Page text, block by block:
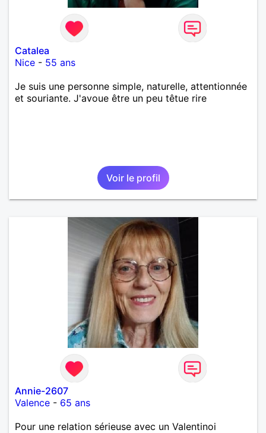
Catalea
Nice - 55 ans
Je suis une personne simple, naturelle, attentionnée
et souriante. J'avoue être un peu têtue rire
Voir le profil
Annie-2607
Valence - 65 ans
Pour une relation sérieuse avec un Valentinoi